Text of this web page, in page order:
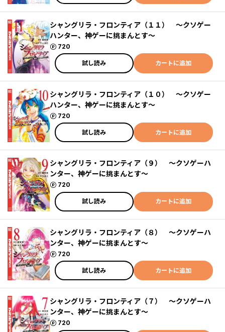
シャングリラ・フロンティア（１１） ～クソゲー
ハンター、神ゲーに挑まんとす～
720
ポイント
試し読み カートに追加
シャングリラ・フロンティア（１０） ～クソゲー
ハンター、神ゲーに挑まんとす～
720
ポイント
試し読み カートに追加
シャングリラ・フロンティア（９） ～クソゲーハ
ンター、神ゲーに挑まんとす～
720
ポイント
試し読み カートに追加
シャングリラ・フロンティア（８） ～クソゲーハ
ンター、神ゲーに挑まんとす～
720
ポイント
試し読み カートに追加
シャングリラ・フロンティア（７） ～クソゲーハ
ンター、神ゲーに挑まんとす～
720
ポイント